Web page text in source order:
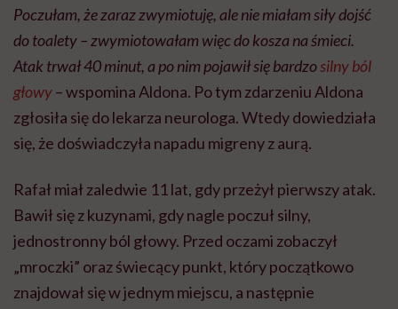
Poczułam, że zaraz zwymiotuję, ale nie miałam siły dojść
do toalety – zwymiotowałam więc do kosza na śmieci.
Atak trwał 40 minut, a po nim pojawił się bardzosilny ból
głowy– wspomina Aldona. Po tym zdarzeniu Aldona
zgłosiła się do lekarza neurologa. Wtedy dowiedziała
się, że doświadczyła napadu migreny z aurą.
Rafał miał zaledwie 11 lat, gdy przeżył pierwszy atak.
Bawił się z kuzynami, gdy nagle poczuł silny,
jednostronny ból głowy. Przed oczami zobaczył
„mroczki” oraz świecący punkt, który początkowo
znajdował się w jednym miejscu, a następnie